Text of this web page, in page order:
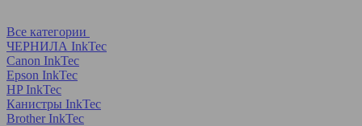
Все категории
ЧЕРНИЛА InkTec
Canon InkTec
Epson InkTec
HP InkTec
Канистры InkTec
Brother InkTec